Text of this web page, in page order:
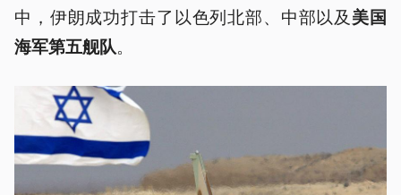
中，伊朗成功打击了以色列北部、中部以及美国
海军第五舰队。